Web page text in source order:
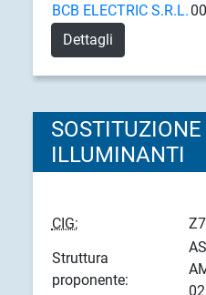
BCB ELECTRIC S.R.L.
Dettagli
SOSTITUZIONE
ILLUMINANTI
CIG:
Struttura
proponente: